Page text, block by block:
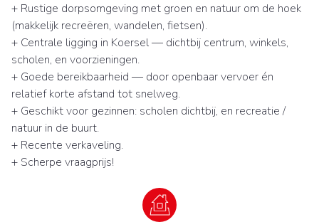
+ Rustige dorpsomgeving met groen en natuur om de hoek
(makkelijk recreëren, wandelen, fietsen).
+ Centrale ligging in Koersel — dichtbij centrum, winkels,
scholen, en voorzieningen.
+ Goede bereikbaarheid — door openbaar vervoer én
relatief korte afstand tot snelweg.
+ Geschikt voor gezinnen: scholen dichtbij, en recreatie /
natuur in de buurt.
+ Recente verkaveling.
+ Scherpe vraagprijs!